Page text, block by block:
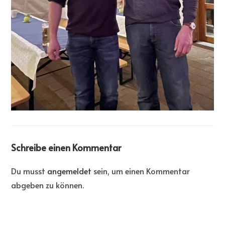
Schreibe einen Kommentar
Du musst angemeldet sein, um einen Kommentar
abgeben zu können.